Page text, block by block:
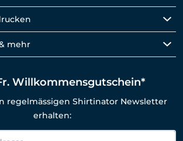
mehr
Willkommensgutschein*
regelmässigen Shirtinator Newsletter
erhalten: